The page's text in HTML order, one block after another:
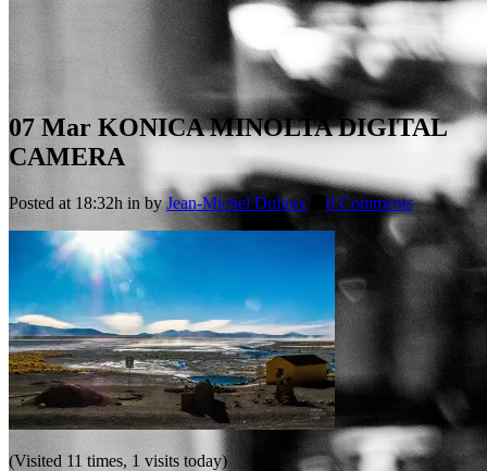
07 Mar KONICA MINOLTA DIGITAL
CAMERA
Posted at 18:32h in byJean-Michel Dufaux 0 Comments
(Visited 11 times, 1 visits today)